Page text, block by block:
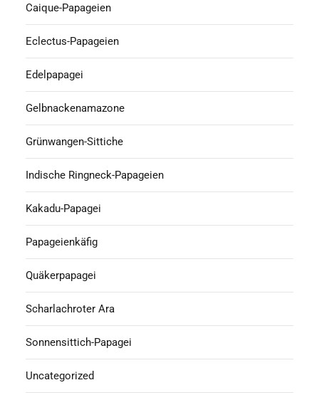
Caique-Papageien
Eclectus-Papageien
Edelpapagei
Gelbnackenamazone
Grünwangen-Sittiche
Indische Ringneck-Papageien
Kakadu-Papagei
Papageienkäfig
Quäkerpapagei
Scharlachroter Ara
Sonnensittich-Papagei
Uncategorized